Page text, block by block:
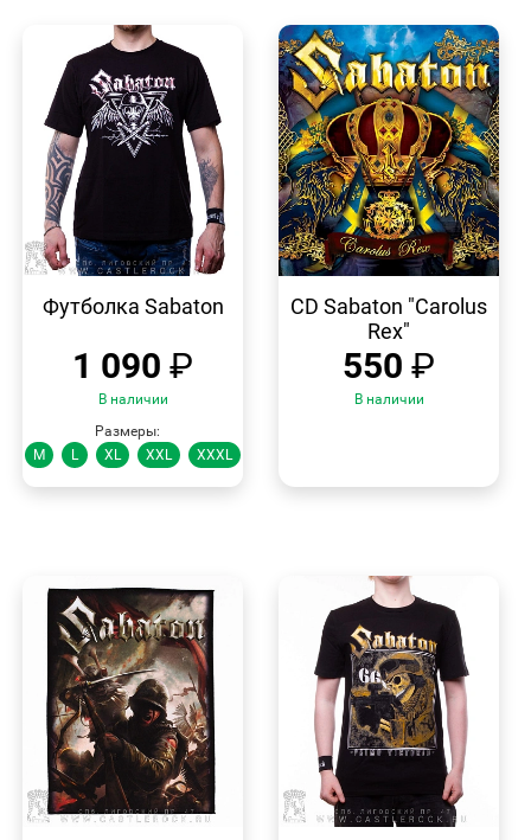
ПРОСМОТР
Футболка Sabaton
1 090 ₽
В наличии
Размеры:
M
L XL XXL XXXL
ПРОСМОТР
CD Sabaton "Carolus
Rex"
550 ₽
В наличии